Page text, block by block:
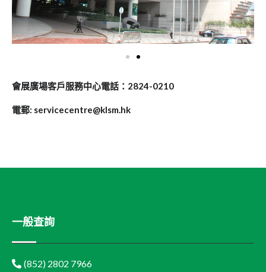
會展廣場客戶服務中心電話：2824-0210
電郵: servicecentre@klsm.hk
一般查詢
(852) 2802 7966